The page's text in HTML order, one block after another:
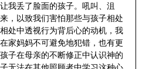
我丢了脸面的孩子。吼叫、沮
，以致我们害怕那些与孩子相处
处中透视行为背后心的动机，我
家妈妈不可避免地犯错，也有更
子在母亲的不断修正中认识神的